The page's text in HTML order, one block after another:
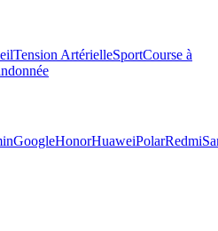
Tension ArtérielleSportCourse à
GoogleHonorHuaweiPolarRedmi